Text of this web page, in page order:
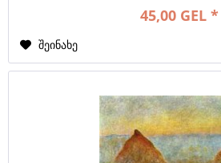
45,00 GEL *
შეინახე